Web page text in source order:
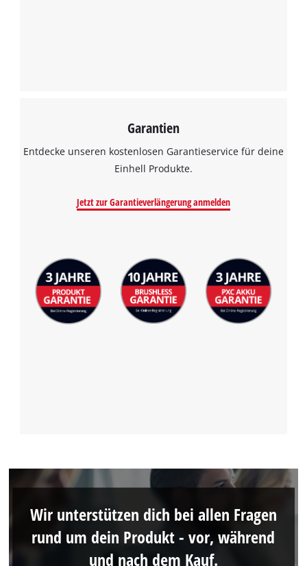
Garantien
Entdecke unseren kostenlosen Garantieservice für deine
Einhell Produkte.
Jetzt zur Garantieverlängerung anmelden
Wir unterstützen dich bei allen Fragen
rund um dein Produkt - vor, während
und nach dem Kauf.